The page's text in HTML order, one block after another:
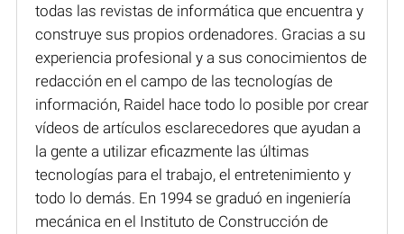
todas las revistas de informática que encuentra y
construye sus propios ordenadores. Gracias a su
experiencia profesional y a sus conocimientos de
redacción en el campo de las tecnologías de
información, Raidel hace todo lo posible por crear
vídeos de artículos esclarecedores que ayudan a
la gente a utilizar eficazmente las últimas
tecnologías para el trabajo, el entretenimiento y
todo lo demás. En 1994 se graduó en ingeniería
mecánica en el Instituto de Construcción de